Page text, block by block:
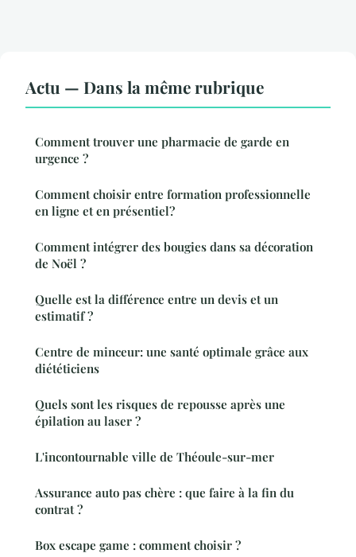
Actu — Dans la même rubrique
Comment trouver une pharmacie de garde en
urgence ?
Comment choisir entre formation professionnelle
en ligne et en présentiel?
Comment intégrer des bougies dans sa décoration
de Noël ?
Quelle est la différence entre un devis et un
estimatif ?
Centre de minceur: une santé optimale grâce aux
diététiciens
Quels sont les risques de repousse après une
épilation au laser ?
L'incontournable ville de Théoule-sur-mer
Assurance auto pas chère : que faire à la fin du
contrat ?
Box escape game : comment choisir ?